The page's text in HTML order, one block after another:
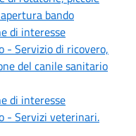
bando
di interesse
- Servizio di ricovero,
del canile sanitario
di interesse
- Servizi veterinari.